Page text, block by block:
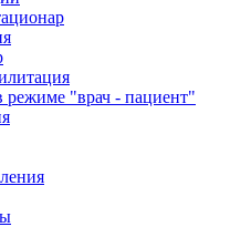
режиме "врач - пациент"